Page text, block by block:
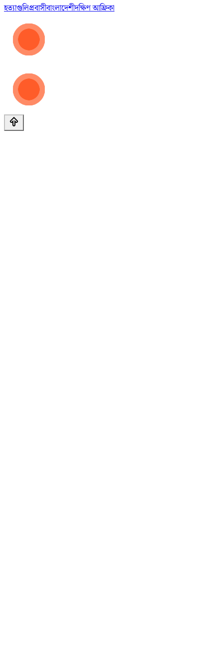
হত্যাগুলিপ্রবাসীবাংলাদেশীদক্ষিণ আফ্রিকা